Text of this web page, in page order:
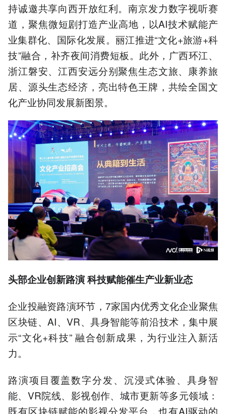
持诚邀共享向西开放红利。南京发力数字视听赛
道，聚焦微短剧打造产业高地，以AI技术赋能产
业集群化、国际化发展。丽江推进“文化+旅游+科
技”融合，补齐夜间消费短板。此外，广西环江、
浙江磐安、江西安远分别聚焦生态文旅、康养旅
居、源头生态经济，亮出特色王牌，共绘全国文
化产业协同发展新图景。
头部企业创新路演 科技赋能催生产业新业态
企业投融资路演环节，7家国内优秀文化企业聚焦
区块链、AI、VR、具身智能等前沿技术，集中展
示“文化+科技” 融合创新成果，为行业注入新活
力。
路演项目覆盖数字分发、沉浸式体验、具身智
能、VR院线、影视创作、城市更新等多元领域：
既有区块链赋能的影视分发平台，也有AI驱动的